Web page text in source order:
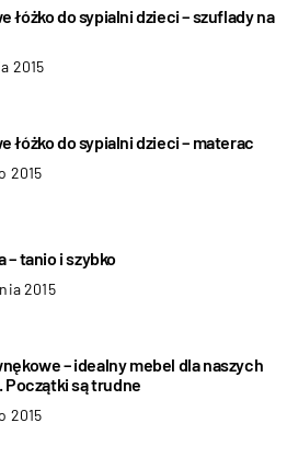
łóżko do sypialni dzieci – szuflady na
2015
łóżko do sypialni dzieci – materac
2015
– tanio i szybko
2015
– idealny mebel dla naszych
Początki są trudne
2015